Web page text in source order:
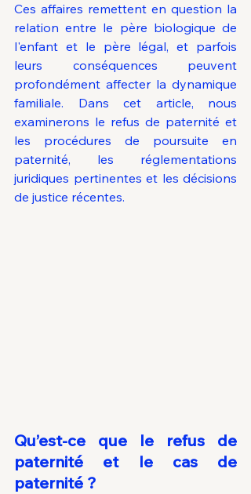
Ces affaires remettent en question la
relation entre le père biologique de
l'enfant et le père légal, et parfois
leurs conséquences peuvent
profondément affecter la dynamique
familiale. Dans cet article, nous
examinerons le refus de paternité et
les procédures de poursuite en
paternité, les réglementations
juridiques pertinentes et les décisions
de justice récentes.
Qu’est-ce que le refus de
paternité et le cas de
paternité ?